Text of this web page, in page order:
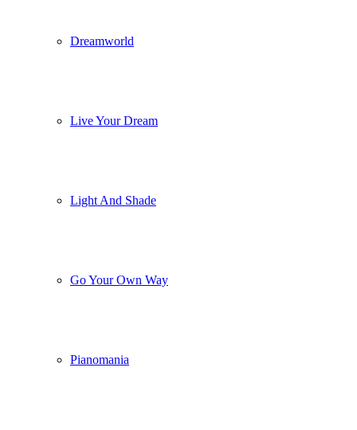
Dreamworld
Live Your Dream
Light And Shade
Go Your Own Way
Pianomania